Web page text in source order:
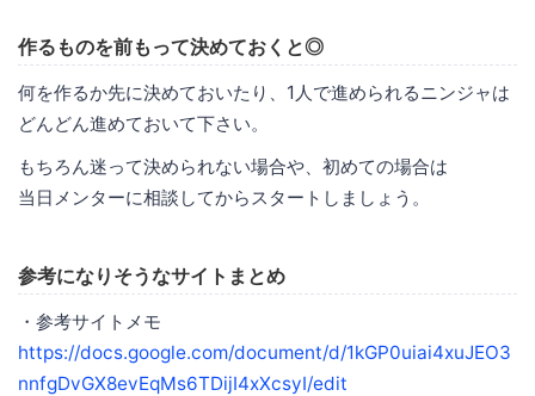
作るものを前もって決めておくと◎
何を作るか先に決めておいたり、1人で進められるニンジャは
どんどん進めておいて下さい。
もちろん迷って決められない場合や、初めての場合は
当日メンターに相談してからスタートしましょう。
参考になりそうなサイトまとめ
・参考サイトメモ
https://docs.google.com/document/d/1kGP0uiai4xuJEO3
nnfgDvGX8evEqMs6TDijI4xXcsyI/edit